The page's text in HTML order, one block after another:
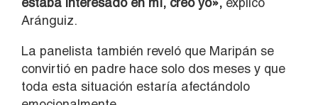
Aránguiz.
La panelista también reveló que Maripán se
convirtió en padre hace solo dos meses y que
toda esta situación estaría afectándolo